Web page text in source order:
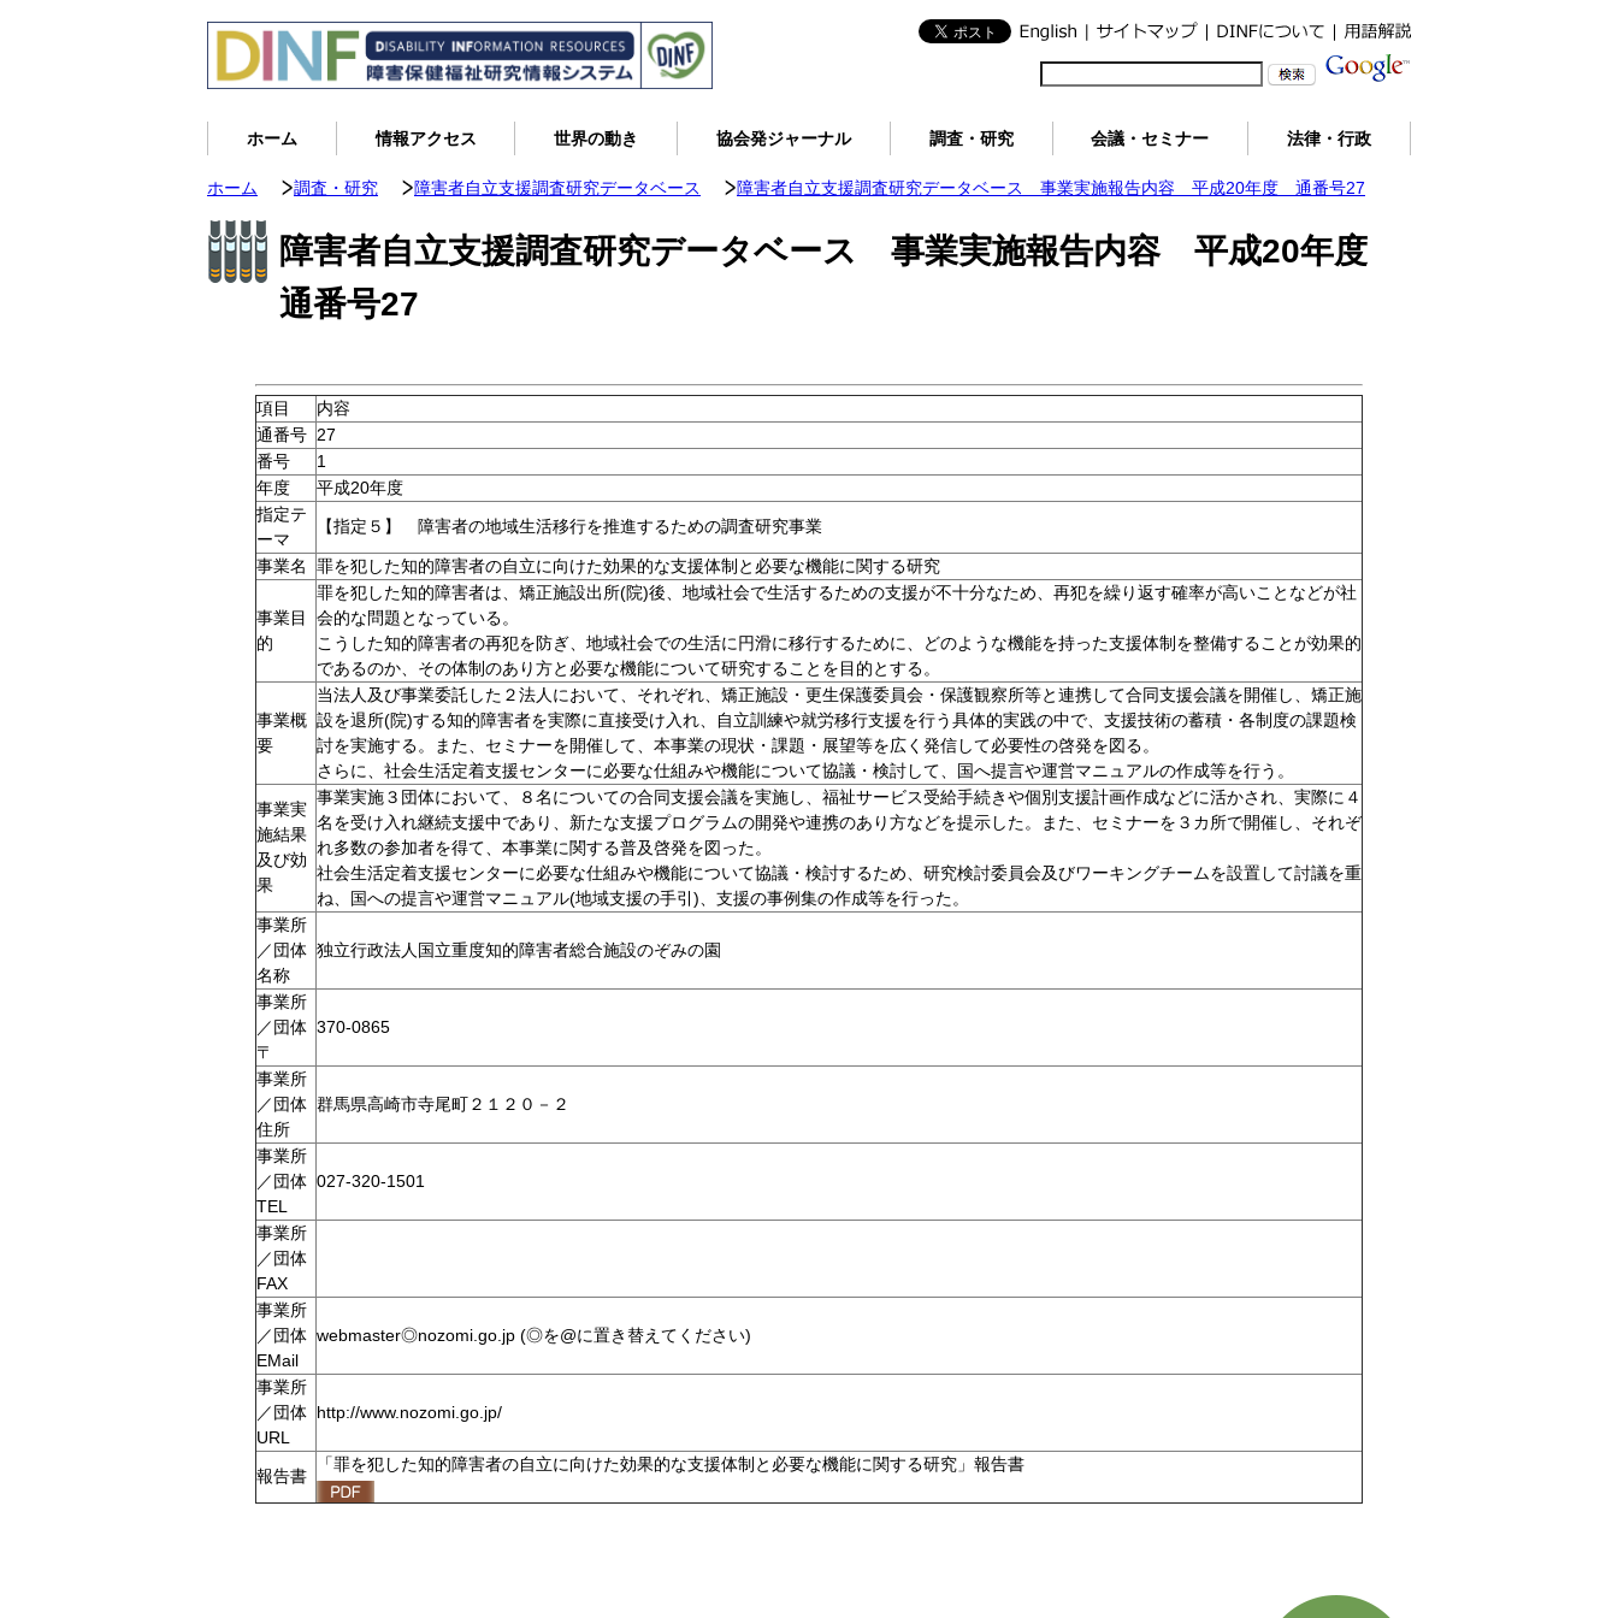
ホーム 情報アクセス 世界の動き 協会発ジャーナル 調査・研究 会議・セミナー 法律・行政
ホーム 調査・研究 障害者自立支援調査研究データベース 障害者自立支援調査研究データベース 事業実施報告内容 平成20年度 通番号27
障害者自立支援調査研究データベース 事業実施報告内容 平成20年度
通番号27
項目
内容
通番号 27
番号
1
年度
平成20年度
指定テ
ーマ
【指定５】 障害者の地域生活移行を推進するための調査研究事業
事業名 罪を犯した知的障害者の自立に向けた効果的な支援体制と必要な機能に関する研究
事業目
的
罪を犯した知的障害者は、矯正施設出所(院)後、地域社会で生活するための支援が不十分なため、再犯を繰り返す確率が高いことなどが社
会的な問題となっている。
こうした知的障害者の再犯を防ぎ、地域社会での生活に円滑に移行するために、どのような機能を持った支援体制を整備することが効果的
であるのか、その体制のあり方と必要な機能について研究することを目的とする。
事業概
要
当法人及び事業委託した２法人において、それぞれ、矯正施設・更生保護委員会・保護観察所等と連携して合同支援会議を開催し、矯正施
設を退所(院)する知的障害者を実際に直接受け入れ、自立訓練や就労移行支援を行う具体的実践の中で、支援技術の蓄積・各制度の課題検
討を実施する。また、セミナーを開催して、本事業の現状・課題・展望等を広く発信して必要性の啓発を図る。
さらに、社会生活定着支援センターに必要な仕組みや機能について協議・検討して、国へ提言や運営マニュアルの作成等を行う。
事業実
施結果
及び効
果
事業実施３団体において、８名についての合同支援会議を実施し、福祉サービス受給手続きや個別支援計画作成などに活かされ、実際に４
名を受け入れ継続支援中であり、新たな支援プログラムの開発や連携のあり方などを提示した。また、セミナーを３カ所で開催し、それぞ
れ多数の参加者を得て、本事業に関する普及啓発を図った。
社会生活定着支援センターに必要な仕組みや機能について協議・検討するため、研究検討委員会及びワーキングチームを設置して討議を重
ね、国への提言や運営マニュアル(地域支援の手引)、支援の事例集の作成等を行った。
事業所
／団体
名称
独立行政法人国立重度知的障害者総合施設のぞみの園
事業所
／団体
〒
370-0865
事業所
／団体
住所
群馬県高崎市寺尾町２１２０－２
事業所
／団体
TEL
027-320-1501
事業所
／団体
FAX
事業所
／団体
EMail
webmaster◎nozomi.go.jp (◎を@に置き替えてください)
事業所
／団体
URL
http://www.nozomi.go.jp/
報告書
「罪を犯した知的障害者の自立に向けた効果的な支援体制と必要な機能に関する研究」報告書